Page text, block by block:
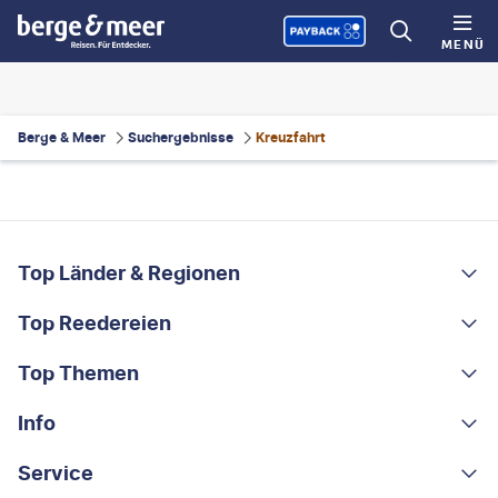
MENÜ
Berge & Meer Suchergebnisse Kreuzfahrt
Footer navigation
Top Länder & Regionen
Portugal
Albanien
Griechenland
Top Reedereien
AIDA
MSC Cruises
Costa Kreuzfahrten
Top Themen
Rundreisen
Kleingruppen-Rundreisen
Info
Über uns
Service